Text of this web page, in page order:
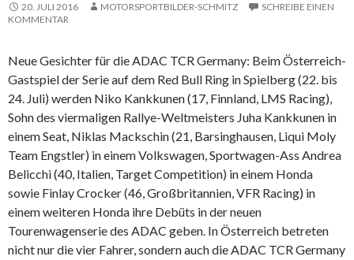
20. JULI 2016 MOTORSPORTBILDER-SCHMITZ
SCHREIBE EINEN
KOMMENTAR
Neue Gesichter für die ADAC TCR Germany: Beim Österreich-
Gastspiel der Serie auf dem Red Bull Ring in Spielberg (22. bis
24. Juli) werden Niko Kankkunen (17, Finnland, LMS Racing),
Sohn des viermaligen Rallye-Weltmeisters Juha Kankkunen in
einem Seat, Niklas Mackschin (21, Barsinghausen, Liqui Moly
Team Engstler) in einem Volkswagen, Sportwagen-Ass Andrea
Belicchi (40, Italien, Target Competition) in einem Honda
sowie Finlay Crocker (46, Großbritannien, VFR Racing) in
einem weiteren Honda ihre Debüts in der neuen
Tourenwagenserie des ADAC geben. In Österreich betreten
nicht nur die vier Fahrer, sondern auch die ADAC TCR Germany